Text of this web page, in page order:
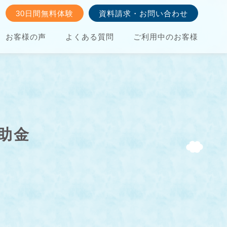
お客様の声 よくある質問 ご利用中のお客様
30日間無料体験 資料請求・お問い合わせ
金